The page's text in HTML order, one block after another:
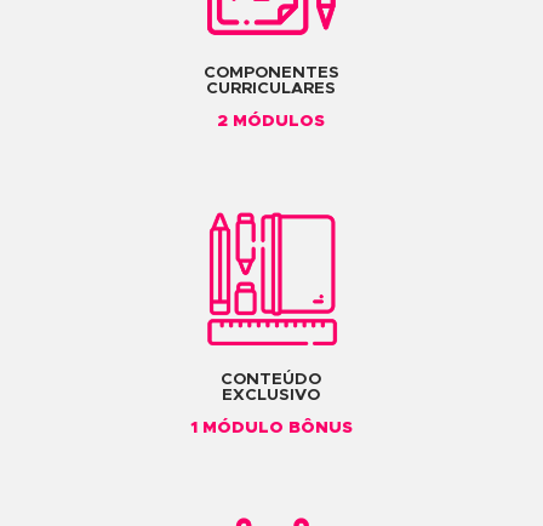
CARGA HORÁRIA
Clique e veja o conteúdo do Mód. 2